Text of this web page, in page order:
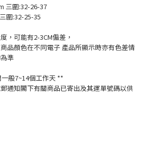
三圍:32-26-37
圍:32-25-35
，可能有2-3CM偏差，
品顏色在不同電子 產品所顯示時亦有色差情
準
般7~14個工作天 **
通知閣下有關商品已寄出及其運單號碼以供